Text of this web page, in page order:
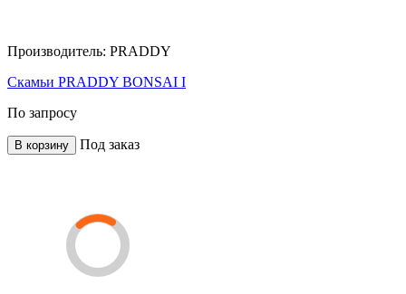
Производитель: PRADDY
Скамьи PRADDY BONSAI I
По запросу
В корзину Под заказ